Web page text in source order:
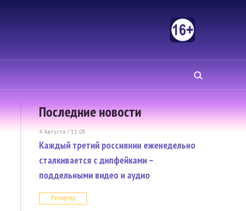
Последние новости
4 Августа / 11:05
Каждый третий россиянин еженедельно
сталкивается с дипфейками –
поддельными видео и аудио
Репортер